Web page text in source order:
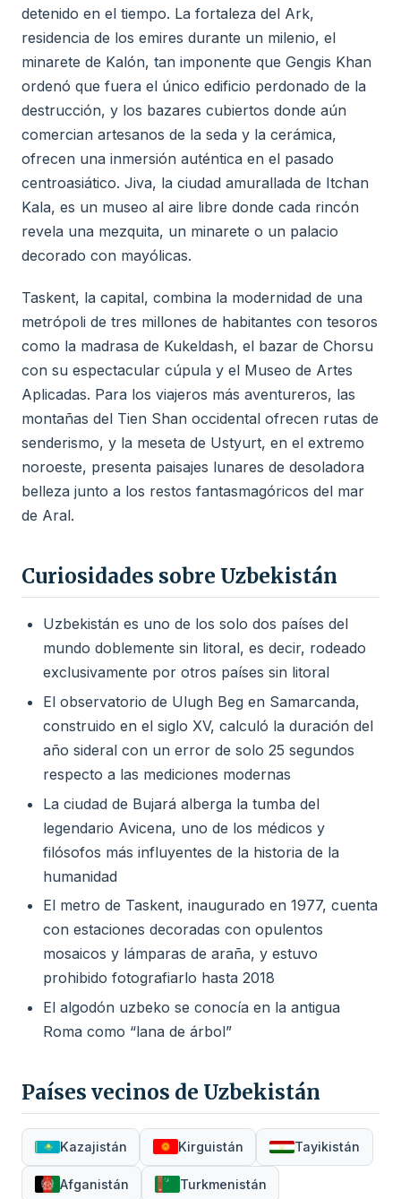
detenido en el tiempo. La fortaleza del Ark,
residencia de los emires durante un milenio, el
minarete de Kalón, tan imponente que Gengis Khan
ordenó que fuera el único edificio perdonado de la
destrucción, y los bazares cubiertos donde aún
comercian artesanos de la seda y la cerámica,
ofrecen una inmersión auténtica en el pasado
centroasiático. Jiva, la ciudad amurallada de Itchan
Kala, es un museo al aire libre donde cada rincón
revela una mezquita, un minarete o un palacio
decorado con mayólicas.
Taskent, la capital, combina la modernidad de una
metrópoli de tres millones de habitantes con tesoros
como la madrasa de Kukeldash, el bazar de Chorsu
con su espectacular cúpula y el Museo de Artes
Aplicadas. Para los viajeros más aventureros, las
montañas del Tien Shan occidental ofrecen rutas de
senderismo, y la meseta de Ustyurt, en el extremo
noroeste, presenta paisajes lunares de desoladora
belleza junto a los restos fantasmagóricos del mar
de Aral.
Curiosidades sobre Uzbekistán
Uzbekistán es uno de los solo dos países del
mundo doblemente sin litoral, es decir, rodeado
exclusivamente por otros países sin litoral
El observatorio de Ulugh Beg en Samarcanda,
construido en el siglo XV, calculó la duración del
año sideral con un error de solo 25 segundos
respecto a las mediciones modernas
La ciudad de Bujará alberga la tumba del
legendario Avicena, uno de los médicos y
filósofos más influyentes de la historia de la
humanidad
El metro de Taskent, inaugurado en 1977, cuenta
con estaciones decoradas con opulentos
mosaicos y lámparas de araña, y estuvo
prohibido fotografiarlo hasta 2018
El algodón uzbeko se conocía en la antigua
Roma como “lana de árbol”
Países vecinos de Uzbekistán
Kazajistán Kirguistán Tayikistán
Afganistán Turkmenistán